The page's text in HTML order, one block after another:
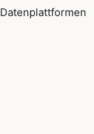
Datenplattformen